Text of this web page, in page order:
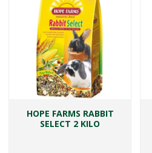
HOPE FARMS RABBIT
SELECT 2 KILO